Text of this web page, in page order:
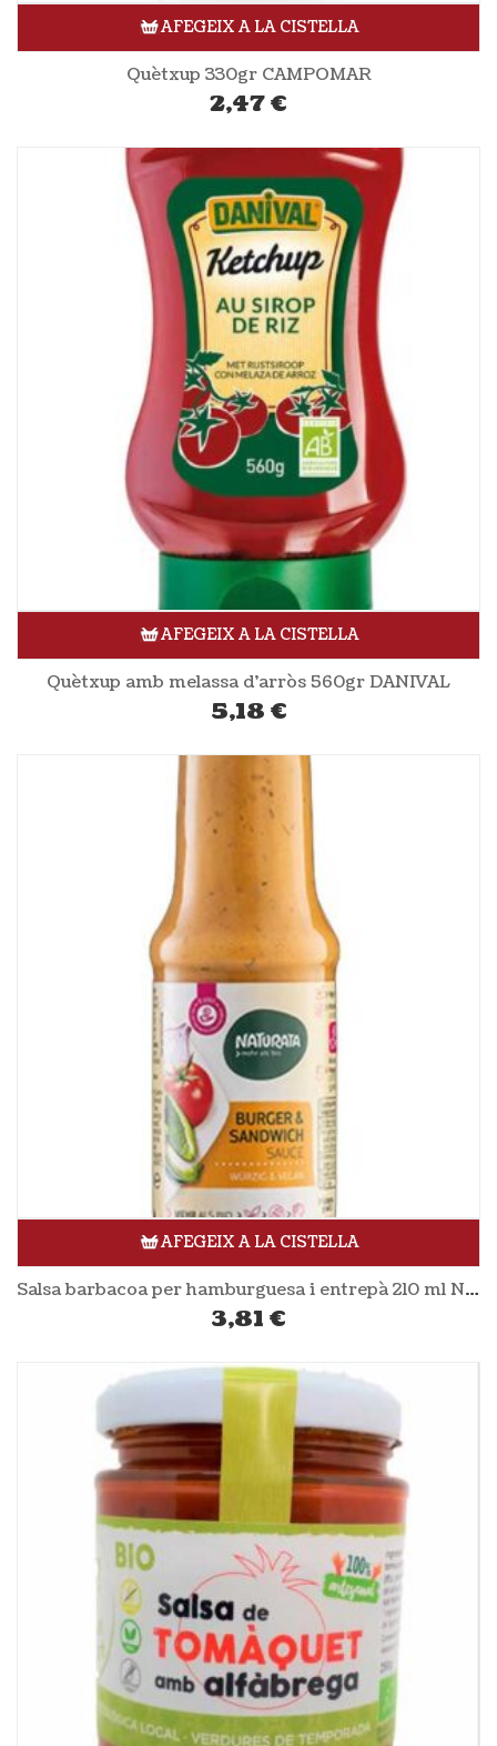
AFEGEIX A LA CISTELLA
Quètxup 330gr CAMPOMAR
2,47€
AFEGEIX A LA CISTELLA
Quètxup amb melassa d’arròs 560gr DANIVAL
5,18 €
AFEGEIX A LA CISTELLA
Salsa barbacoa per hamburguesa i entrepà 210 ml NATURATA
3,81 €